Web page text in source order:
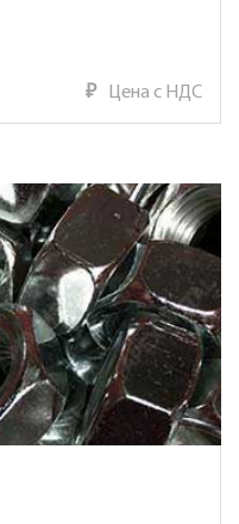
₽ Цена с НДС